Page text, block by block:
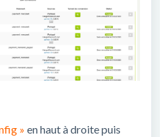
» en haut à droite puis